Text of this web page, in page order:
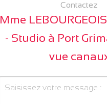
Contactez
Mme
- Studio à Port
vue